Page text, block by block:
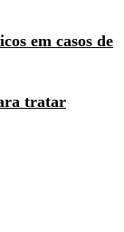
em casos de
tratar